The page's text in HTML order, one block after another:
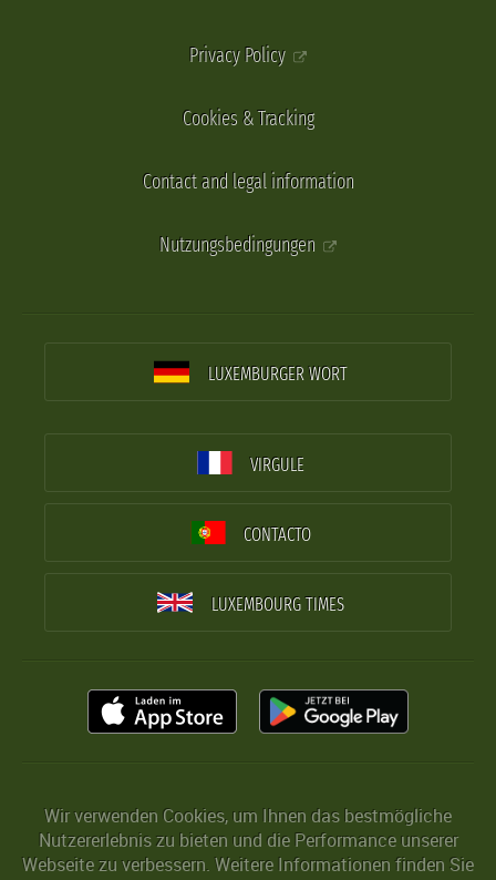
Privacy Policy
Cookies & Tracking
Contact and legal information
Nutzungsbedingungen
LUXEMBURGER WORT
VIRGULE
CONTACTO
LUXEMBOURG TIMES
Wir verwenden Cookies, um Ihnen das bestmögliche
Nutzererlebnis zu bieten und die Performance unserer
Webseite zu verbessern. Weitere Informationen finden Sie